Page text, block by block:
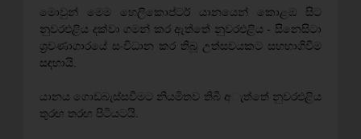
මොවුන් මෙම හෙලිකොප්ටර් යානයෙන් කොළඹ සිට
නුවරඑළිය දක්වා ගමන් කර ඇත්තේ නුවරඑළිය - සිනෙසිටා
ශ්‍රවණාගාරයේ සංවිධාන කර තිබූ උත්සවයකට සහභාගිවීම
සඳහායි.
යානය ගොඩබැස්සවීමට නියමිතව තිබී අැත්තේ නුවරඑළිය
තුරඟ තරඟ පිටියටයි.